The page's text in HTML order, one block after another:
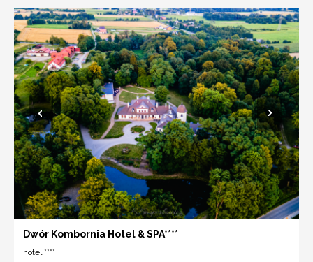
Dwór Kombornia Hotel & SPA****
hotel ****